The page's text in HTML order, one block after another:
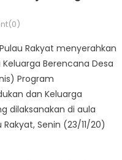
Rakyat menyerahkan
Berencana Desa
Program
dan Keluarga
dilaksanakan di aula
Senin (23/11/20)